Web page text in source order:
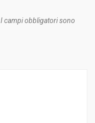
I campi obbligatori sono